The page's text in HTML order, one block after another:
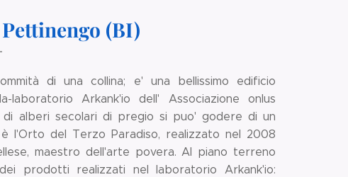
(BI)
di una collina; e' una bellissimo edificio
Arkank'io dell' Associazione onlus
di alberi secolari di pregio si puo' godere di un
l'Orto del Terzo Paradiso, realizzato nel 2008
maestro dell'arte povera. Al piano terreno
prodotti realizzati nel laboratorio Arkank'io: